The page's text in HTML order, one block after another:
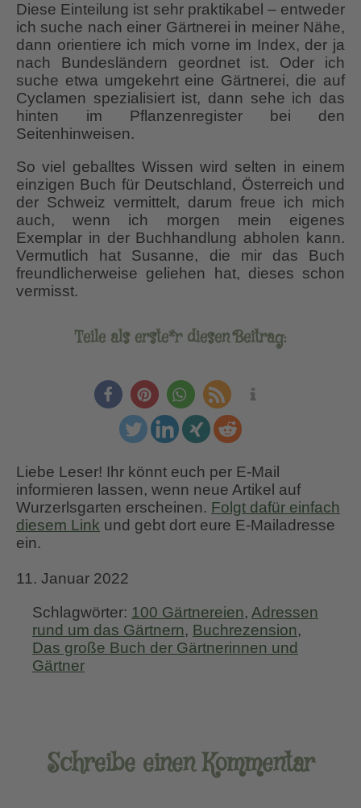
Diese Einteilung ist sehr praktikabel – entweder
ich suche nach einer Gärtnerei in meiner Nähe,
dann orientiere ich mich vorne im Index, der ja
nach Bundesländern geordnet ist. Oder ich
suche etwa umgekehrt eine Gärtnerei, die auf
Cyclamen spezialisiert ist, dann sehe ich das
hinten im Pflanzenregister bei den
Seitenhinweisen.
So viel geballtes Wissen wird selten in einem
einzigen Buch für Deutschland, Österreich und
der Schweiz vermittelt, darum freue ich mich
auch, wenn ich morgen mein eigenes
Exemplar in der Buchhandlung abholen kann.
Vermutlich hat Susanne, die mir das Buch
freundlicherweise geliehen hat, dieses schon
vermisst.
Teile als erste*r diesen Beitrag:
Liebe Leser! Ihr könnt euch per E-Mail
informieren lassen, wenn neue Artikel auf
Wurzerlsgarten erscheinen. Folgt dafür einfach
diesem Link und gebt dort eure E-Mailadresse
ein.
11. Januar 2022
Schlagwörter: 100 Gärtnereien, Adressen
rund um das Gärtnern, Buchrezension,
Das große Buch der Gärtnerinnen und
Gärtner
Schreibe einen Kommentar